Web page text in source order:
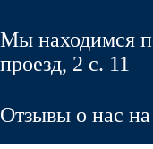
Мы находимся
проезд, 2 с. 11
Отзывы о нас